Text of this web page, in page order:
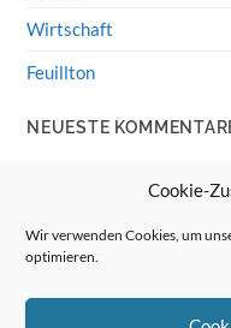
Cookie-
Wir verwenden Cookies, um
optimieren.
Wirtschaft
Feuillton
NEUESTE
Wolff von Rechenberg